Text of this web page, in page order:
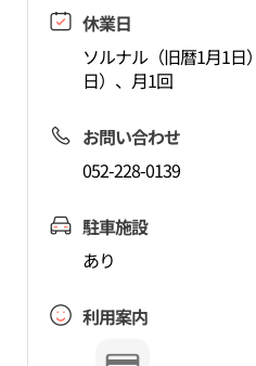
休業日
ソルナル（旧暦1月1日
日）、月1回
お問い合わせ
052-228-0139
駐車施設
あり
利用案内